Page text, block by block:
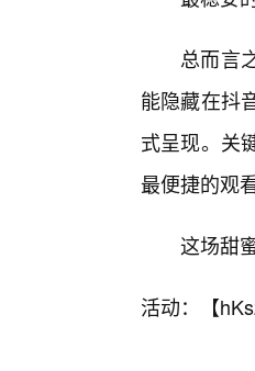
总而言
能隐藏在抖
式呈现。关
最便捷的观
这场甜
活动：【